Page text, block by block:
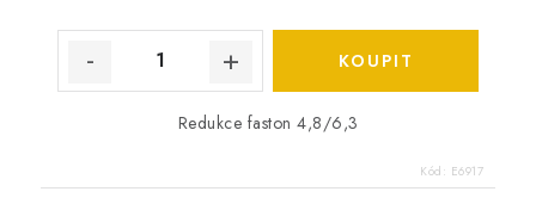
Redukce faston 4,8/6,3
Kód: E6917